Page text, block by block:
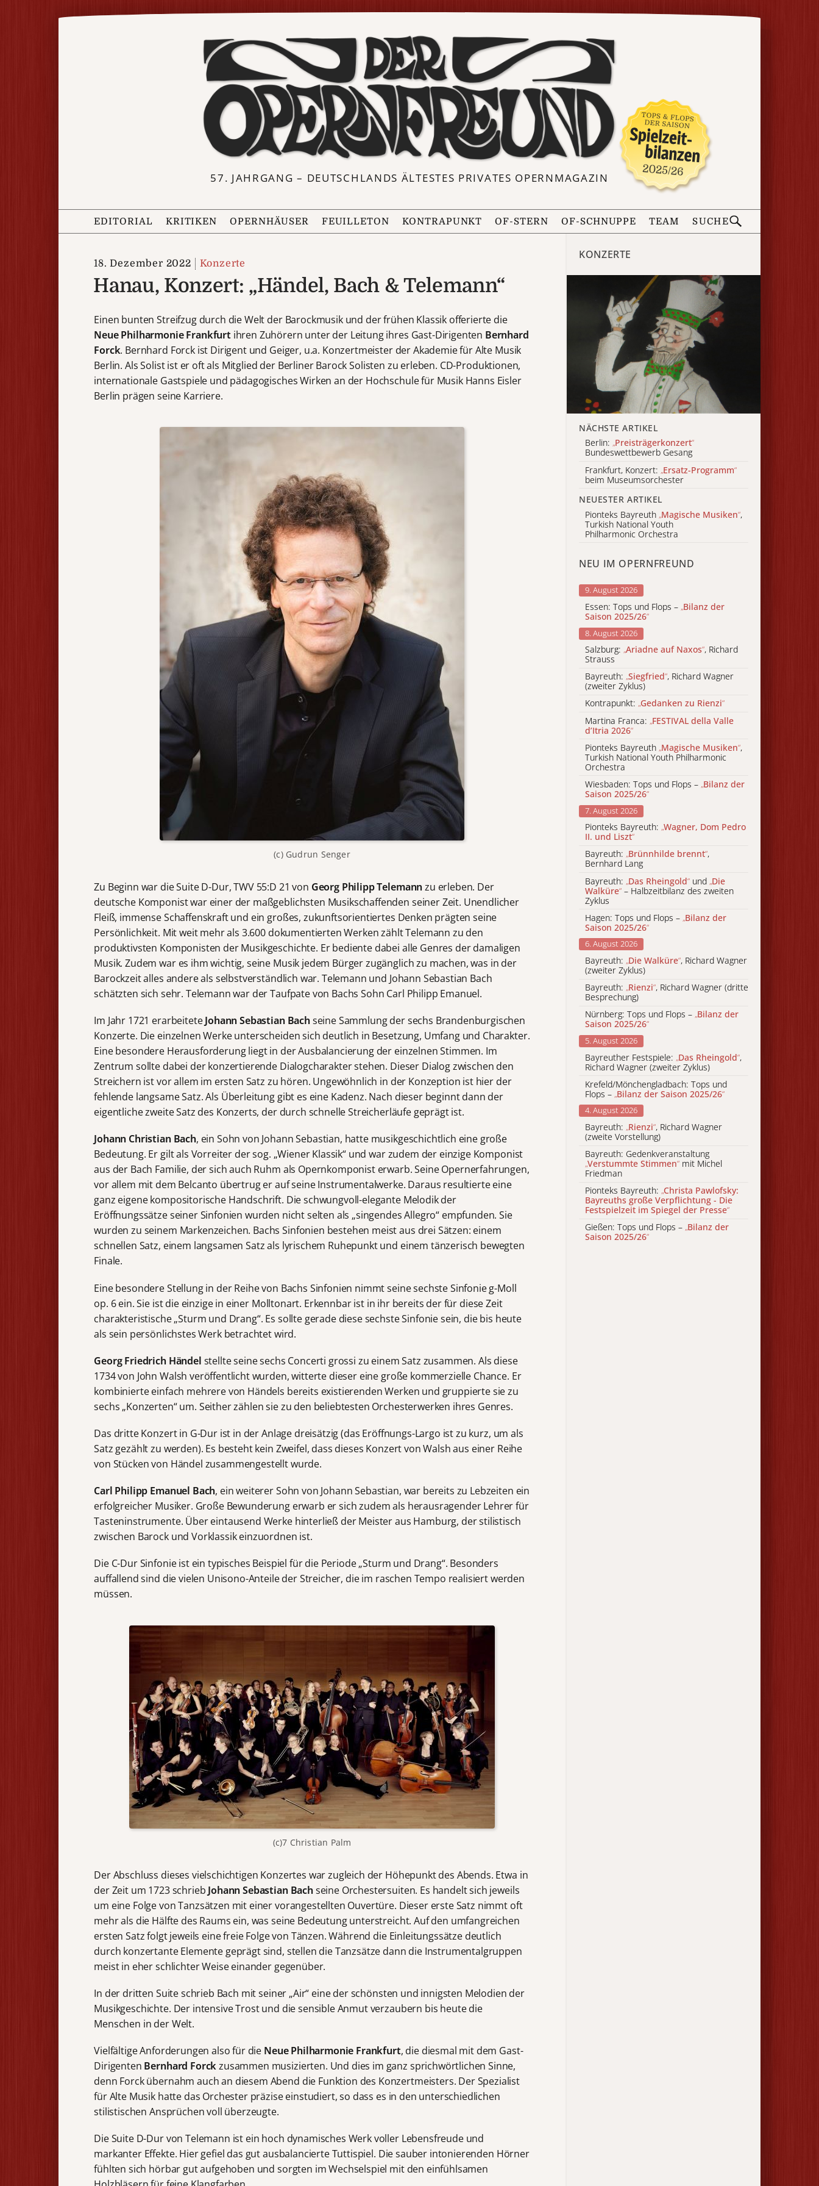
57. JAHRGANG – DEUTSCHLANDS ÄLTESTES PRIVATES OPERNMAGAZIN
EDITORIAL KRITIKEN OPERNHÄUSER FEUILLETON KONTRAPUNKT OF-STERN OF-SCHNUPPE TEAM SUCHE
18. Dezember 2022 Konzerte
Hanau, Konzert: „Händel, Bach & Telemann“
Einen bunten Streifzug durch die Welt der Barockmusik und der frühen Klassik offerierte die
Neue Philharmonie Frankfurtihren Zuhörern unter der Leitung ihres Gast-Dirigenten Bernhard
Forck. Bernhard Forck ist Dirigent und Geiger, u.a. Konzertmeister der Akademie für Alte Musik
Berlin. Als Solist ist er oft als Mitglied der Berliner Barock Solisten zu erleben. CD-Produktionen,
internationale Gastspiele und pädagogisches Wirken an der Hochschule für Musik Hanns Eisler
Berlin prägen seine Karriere.
(c) Gudrun Senger
Zu Beginn war die Suite D-Dur, TWV 55:D 21 von Georg Philipp Telemannzu erleben. Der
deutsche Komponist war einer der maßgeblichsten Musikschaffenden seiner Zeit. Unendlicher
Fleiß, immense Schaffenskraft und ein großes, zukunftsorientiertes Denken prägten seine
Persönlichkeit. Mit weit mehr als 3.600 dokumentierten Werken zählt Telemann zu den
produktivsten Komponisten der Musikgeschichte. Er bediente dabei alle Genres der damaligen
Musik. Zudem war es ihm wichtig, seine Musik jedem Bürger zugänglich zu machen, was in der
Barockzeit alles andere als selbstverständlich war. Telemann und Johann Sebastian Bach
schätzten sich sehr. Telemann war der Taufpate von Bachs Sohn Carl Philipp Emanuel.
Im Jahr 1721 erarbeiteteJohann Sebastian Bachseine Sammlung der sechs Brandenburgischen
Konzerte. Die einzelnen Werke unterscheiden sich deutlich in Besetzung, Umfang und Charakter.
Eine besondere Herausforderung liegt in der Ausbalancierung der einzelnen Stimmen. Im
Zentrum sollte dabei der konzertierende Dialogcharakter stehen. Dieser Dialog zwischen den
Streichern ist vor allem im ersten Satz zu hören. Ungewöhnlich in der Konzeption ist hier der
fehlende langsame Satz. Als Überleitung gibt es eine Kadenz. Nach dieser beginnt dann der
eigentliche zweite Satz des Konzerts, der durch schnelle Streicherläufe geprägt ist.
Johann Christian Bach, ein Sohn von Johann Sebastian, hatte musikgeschichtlich eine große
Bedeutung. Er gilt als Vorreiter der sog. „Wiener Klassik“ und war zudem der einzige Komponist
aus der Bach Familie, der sich auch Ruhm als Opernkomponist erwarb. Seine Opernerfahrungen,
vor allem mit dem Belcanto übertrug er auf seine Instrumentalwerke. Daraus resultierte eine
ganz eigene kompositorische Handschrift. Die schwungvoll-elegante Melodik der
Eröffnungssätze seiner Sinfonien wurden nicht selten als „singendes Allegro“ empfunden. Sie
wurden zu seinem Markenzeichen. Bachs Sinfonien bestehen meist aus drei Sätzen: einem
schnellen Satz, einem langsamen Satz als lyrischem Ruhepunkt und einem tänzerisch bewegten
Finale.
Eine besondere Stellung in der Reihe von Bachs Sinfonien nimmt seine sechste Sinfonie g-Moll
op. 6 ein. Sie ist die einzige in einer Molltonart. Erkennbar ist in ihr bereits der für diese Zeit
charakteristische „Sturm und Drang“. Es sollte gerade diese sechste Sinfonie sein, die bis heute
als sein persönlichstes Werk betrachtet wird.
Georg Friedrich Händel stellte seine sechs Concerti grossi zu einem Satz zusammen. Als diese
1734 von John Walsh veröffentlicht wurden, witterte dieser eine große kommerzielle Chance. Er
kombinierte einfach mehrere von Händels bereits existierenden Werken und gruppierte sie zu
sechs „Konzerten“ um. Seither zählen sie zu den beliebtesten Orchesterwerken ihres Genres.
Das dritte Konzert in G-Dur ist in der Anlage dreisätzig (das Eröffnungs-Largo ist zu kurz, um als
Satz gezählt zu werden). Es besteht kein Zweifel, dass dieses Konzert von Walsh aus einer Reihe
von Stücken von Händel zusammengestellt wurde.
Carl Philipp Emanuel Bach, ein weiterer Sohn von Johann Sebastian, war bereits zu Lebzeiten ein
erfolgreicher Musiker. Große Bewunderung erwarb er sich zudem als herausragender Lehrer für
Tasteninstrumente. Über eintausend Werke hinterließ der Meister aus Hamburg, der stilistisch
zwischen Barock und Vorklassik einzuordnen ist.
Die C-Dur Sinfonie ist ein typisches Beispiel für die Periode „Sturm und Drang“. Besonders
auffallend sind die vielen Unisono-Anteile der Streicher, die im raschen Tempo realisiert werden
müssen.
(c)7 Christian Palm
Der Abschluss dieses vielschichtigen Konzertes war zugleich der Höhepunkt des Abends. Etwa in
der Zeit um 1723 schrieb Johann Sebastian Bachseine Orchestersuiten. Es handelt sich jeweils
um eine Folge von Tanzsätzen mit einer vorangestellten Ouvertüre. Dieser erste Satz nimmt oft
mehr als die Hälfte des Raums ein, was seine Bedeutung unterstreicht. Auf den umfangreichen
ersten Satz folgt jeweils eine freie Folge von Tänzen. Während die Einleitungssätze deutlich
durch konzertante Elemente geprägt sind, stellen die Tanzsätze dann die Instrumentalgruppen
meist in eher schlichter Weise einander gegenüber.
In der dritten Suite schrieb Bach mit seiner „Air“ eine der schönsten und innigsten Melodien der
Musikgeschichte. Der intensive Trost und die sensible Anmut verzaubern bis heute die
Menschen in der Welt.
Vielfältige Anforderungen also für die Neue Philharmonie Frankfurt, die diesmal mit dem Gast-
Dirigenten Bernhard Forckzusammen musizierten. Und dies im ganz sprichwörtlichen Sinne,
denn Forck übernahm auch an diesem Abend die Funktion des Konzertmeisters. Der Spezialist
für Alte Musik hatte das Orchester präzise einstudiert, so dass es in den unterschiedlichen
stilistischen Ansprüchen voll überzeugte.
Die Suite D-Dur von Telemann ist ein hoch dynamisches Werk voller Lebensfreude und
markanter Effekte. Hier gefiel das gut ausbalancierte Tuttispiel. Die sauber intonierenden Hörner
fühlten sich hörbar gut aufgehoben und sorgten im Wechselspiel mit den einfühlsamen
KONZERTE
NÄCHSTE ARTIKEL
Berlin: „Preisträgerkonzert“
Bundeswettbewerb Gesang
Frankfurt, Konzert: „Ersatz-Programm“
beim Museumsorchester
NEUESTER ARTIKEL
Pionteks Bayreuth „Magische Musiken“,
Turkish National Youth
Philharmonic Orchestra
NEU IM OPERNFREUND
9. August 2026
Essen: Tops und Flops – „Bilanz der
Saison 2025/26“
8. August 2026
Salzburg: „Ariadne auf Naxos“, Richard
Strauss
Bayreuth: „Siegfried“, Richard Wagner
(zweiter Zyklus)
Kontrapunkt: „Gedanken zu Rienzi“
Martina Franca: „FESTIVAL della Valle
d’Itria 2026“
Pionteks Bayreuth „Magische Musiken“,
Turkish National Youth Philharmonic
Orchestra
Wiesbaden: Tops und Flops – „Bilanz der
Saison 2025/26“
7. August 2026
Pionteks Bayreuth: „Wagner, Dom Pedro
II. und Liszt“
Bayreuth: „Brünnhilde brennt“,
Bernhard Lang
Bayreuth: „Das Rheingold“ und „Die
Walküre“ – Halbzeitbilanz des zweiten
Zyklus
Hagen: Tops und Flops – „Bilanz der
Saison 2025/26“
6. August 2026
Bayreuth: „Die Walküre“, Richard Wagner
(zweiter Zyklus)
Bayreuth: „Rienzi“, Richard Wagner (dritte
Besprechung)
Nürnberg: Tops und Flops – „Bilanz der
Saison 2025/26“
5. August 2026
Bayreuther Festspiele: „Das Rheingold“,
Richard Wagner (zweiter Zyklus)
Krefeld/Mönchengladbach: Tops und
Flops – „Bilanz der Saison 2025/26“
4. August 2026
Bayreuth: „Rienzi“, Richard Wagner
(zweite Vorstellung)
Bayreuth: Gedenkveranstaltung
„Verstummte Stimmen“ mit Michel
Friedman
Pionteks Bayreuth: „Christa Pawlofsky:
Bayreuths große Verpflichtung - Die
Festspielzeit im Spiegel der Presse“
Gießen: Tops und Flops – „Bilanz der
Saison 2025/26“